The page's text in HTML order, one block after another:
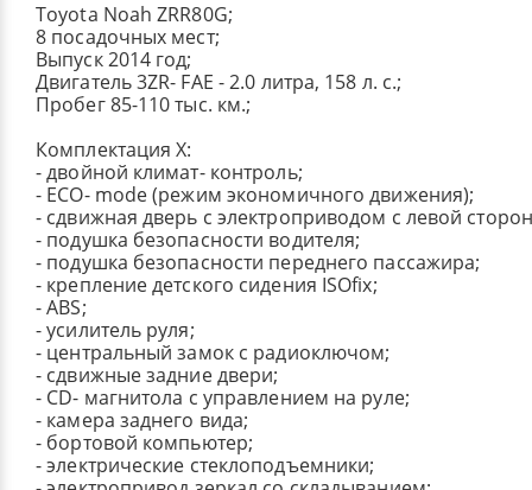
Toyota Noah ZRR80G;
8 посадочных мест;
Выпуск 2014 год;
Двигатель 3ZR- FAE - 2.0 литра, 158 л. с.;
Пробег 85-110 тыс. км.;
Комплектация X:
- двойной климат- контроль;
- ECO- mode (режим экономичного движения);
- сдвижная дверь с электроприводом с левой
- подушка безопасности водителя;
- подушка безопасности переднего пассажира;
- крепление детского сидения ISOfix;
- ABS;
- усилитель руля;
- центральный замок с радиоключом;
- сдвижные задние двери;
- CD- магнитола c управлением на руле;
- камера заднего вида;
- бортовой компьютер;
- электрические стеклоподъемники;